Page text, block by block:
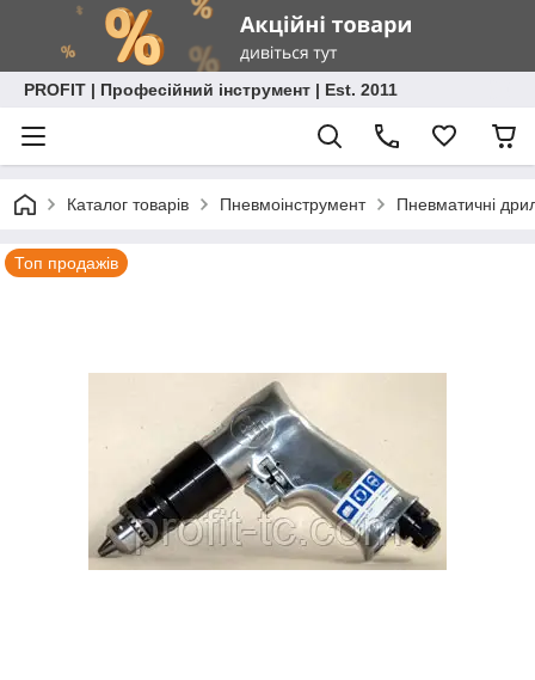
PROFIT | Професійний інструмент | Est. 2011
Каталог товарів Пневмоінструмент Пневматичні
Топ продажів